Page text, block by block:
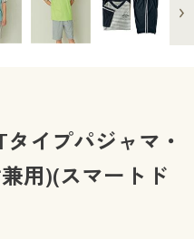
イプパジャマ・
用)(スマートド